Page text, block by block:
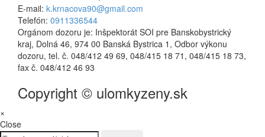
E-mail: k.krnacova90@gmail.com
Telefón: 0911336544
Orgánom dozoru je: Inšpektorát SOI pre Banskobystrický
kraj, Dolná 46, 974 00 Banská Bystrica 1, Odbor výkonu
dozoru, tel. č. 048/412 49 69, 048/415 18 71, 048/415 18 73,
fax č. 048/412 46 93
Copyright © ulomkyzeny.sk
×
Close